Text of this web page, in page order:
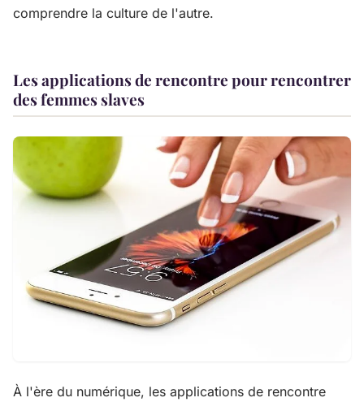
comprendre la culture de l'autre.
Les applications de rencontre pour rencontrer
des femmes slaves
À l'ère du numérique, les applications de rencontre